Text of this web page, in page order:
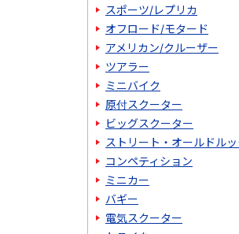
スポーツ/レプリカ
オフロード/モタード
アメリカン/クルーザー
ツアラー
ミニバイク
原付スクーター
ビッグスクーター
ストリート・オールドルッ
コンペティション
ミニカー
バギー
電気スクーター